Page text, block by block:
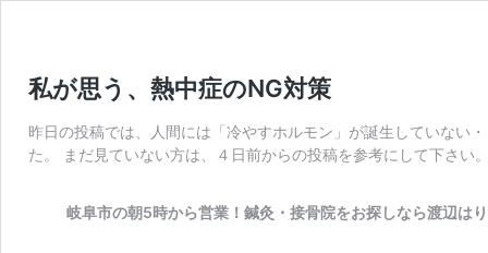
私が思う、熱中症のNG対策
昨日の投稿では、人間には「冷やすホルモン」が誕生していない
た。 まだ見ていない方は、４日前からの投稿を参考にして下さ
岐阜市の朝5時から営業！鍼灸・接骨院をお探しなら渡辺は